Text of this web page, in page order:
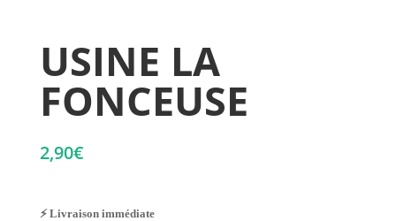
USINE LA
FONCEUSE
2,90€
⚡ Livraison immédiate